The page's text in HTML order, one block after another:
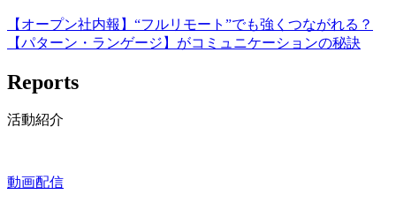
【オープン社内報】“フルリモート”でも強くつながれる？
【パターン・ランゲージ】がコミュニケーションの秘訣
Reports
活動紹介
動画配信